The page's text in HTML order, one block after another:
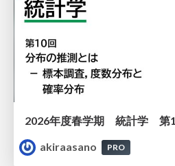
akiraasano
PRO